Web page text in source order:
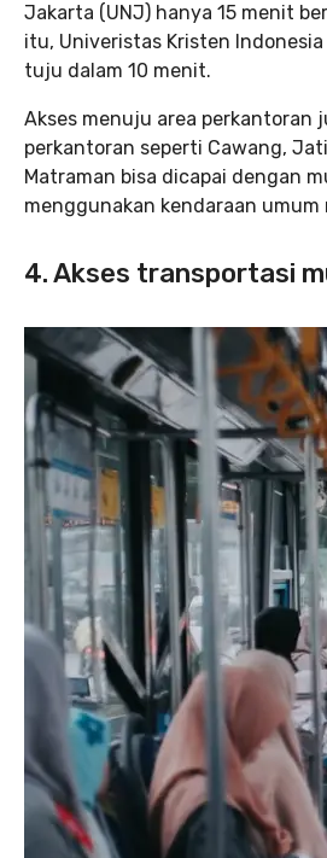
Jakarta (UNJ) hanya 15 menit
itu, Univeristas Kristen Indonesia
tuju dalam 10 menit.
Akses menuju area perkantoran
perkantoran seperti Cawang,
Matraman bisa dicapai dengan
menggunakan kendaraan umum
4. Akses transportasi